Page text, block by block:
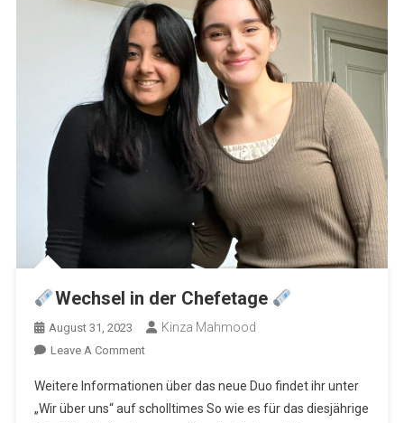
Wechsel in der Chefetage
August 31, 2023 Kinza Mahmood
Leave A CommentOn
Wechsel
In
Weitere Informationen über das neue Duo findet ihr unter
„Wir über uns“ auf scholltimes So wie es für das diesjährige